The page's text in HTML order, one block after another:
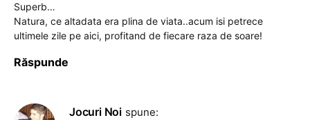
Superb…
Natura, ce altadata era plina de viata..acum isi petrece
ultimele zile pe aici, profitand de fiecare raza de soare!
Răspunde
Jocuri Noi spune: